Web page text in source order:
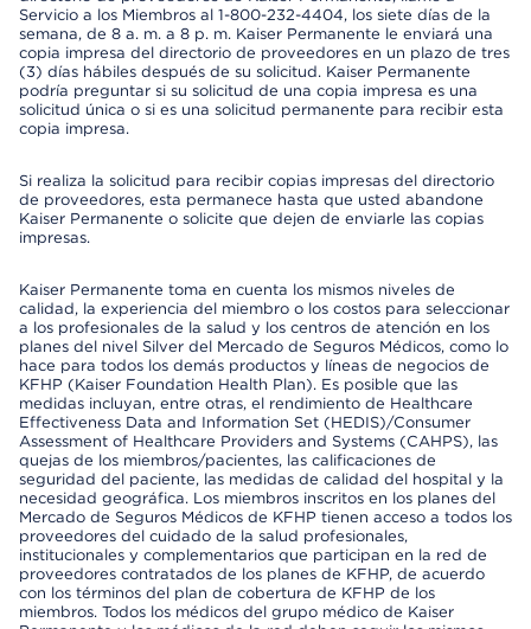
Servicio a los Miembros al 1-800-232-4404, los siete días de la
semana, de 8 a. m. a 8 p. m. Kaiser Permanente le enviará una
copia impresa del directorio de proveedores en un plazo de tres
(3) días hábiles después de su solicitud. Kaiser Permanente
podría preguntar si su solicitud de una copia impresa es una
solicitud única o si es una solicitud permanente para recibir esta
copia impresa.
Si realiza la solicitud para recibir copias impresas del directorio
de proveedores, esta permanece hasta que usted abandone
Kaiser Permanente o solicite que dejen de enviarle las copias
impresas.
Kaiser Permanente toma en cuenta los mismos niveles de
calidad, la experiencia del miembro o los costos para seleccionar
a los profesionales de la salud y los centros de atención en los
planes del nivel Silver del Mercado de Seguros Médicos, como lo
hace para todos los demás productos y líneas de negocios de
KFHP (Kaiser Foundation Health Plan). Es posible que las
medidas incluyan, entre otras, el rendimiento de Healthcare
Effectiveness Data and Information Set (HEDIS)/Consumer
Assessment of Healthcare Providers and Systems (CAHPS), las
quejas de los miembros/pacientes, las calificaciones de
seguridad del paciente, las medidas de calidad del hospital y la
necesidad geográfica. Los miembros inscritos en los planes del
Mercado de Seguros Médicos de KFHP tienen acceso a todos los
proveedores del cuidado de la salud profesionales,
institucionales y complementarios que participan en la red de
proveedores contratados de los planes de KFHP, de acuerdo
con los términos del plan de cobertura de KFHP de los
miembros. Todos los médicos del grupo médico de Kaiser